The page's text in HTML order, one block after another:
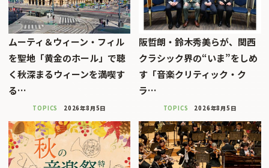
ムーティ＆ウィーン・フィル
を聖地「黄金のホール」で聴
く秋深まるウィーンを満喫す
る…
TOPICS 2026年8月5日
阪哲朗・鈴木秀美らが、関西
クラシック界の“いま”をしめ
す「音楽クリティック・ク
ラ…
TOPICS 2026年8月5日